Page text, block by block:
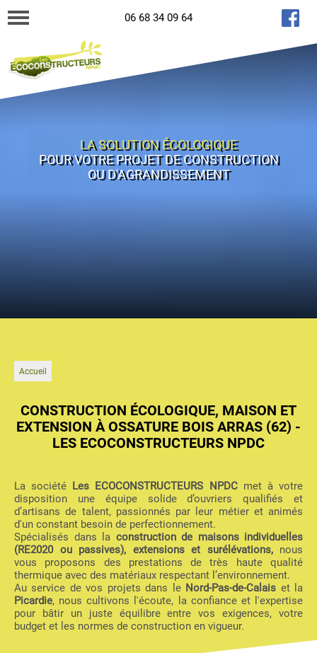
06 68 34 09 64
LA SOLUTION ÉCOLOGIQUE
POUR VOTRE PROJET DE CONSTRUCTION
OU D'AGRANDISSEMENT
Accueil
CONSTRUCTION ÉCOLOGIQUE, MAISON ET
EXTENSION À OSSATURE BOIS ARRAS (62) -
LES ECOCONSTRUCTEURS NPDC
La société Les ECOCONSTRUCTEURS NPDCmet à votre
disposition une équipe solide d’ouvriers qualifiés et
d’artisans de talent, passionnés par leur métier et animés
d'un constant besoin de perfectionnement.
Spécialisés dans la construction de maisons individuelles
(RE2020 ou passives), extensions et surélévations,nous
vous proposons des prestations de très haute qualité
thermique avec des matériaux respectant l’environnement.
Au service de vos projets dans le Nord-Pas-de-Calais et la
Picardie, nous cultivons l'écoute, la confiance et l'expertise
pour bâtir un juste équilibre entre vos exigences, votre
budget et les normes de construction en vigueur.